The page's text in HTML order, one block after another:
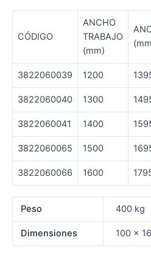
CÓDIGO
ANCHO
TRABAJO
(mm)
3822060039 1200
3822060040 1300
3822060041 1400
3822060065 1500
3822060066 1600
Peso 400 kg
Dimensiones 100 ×